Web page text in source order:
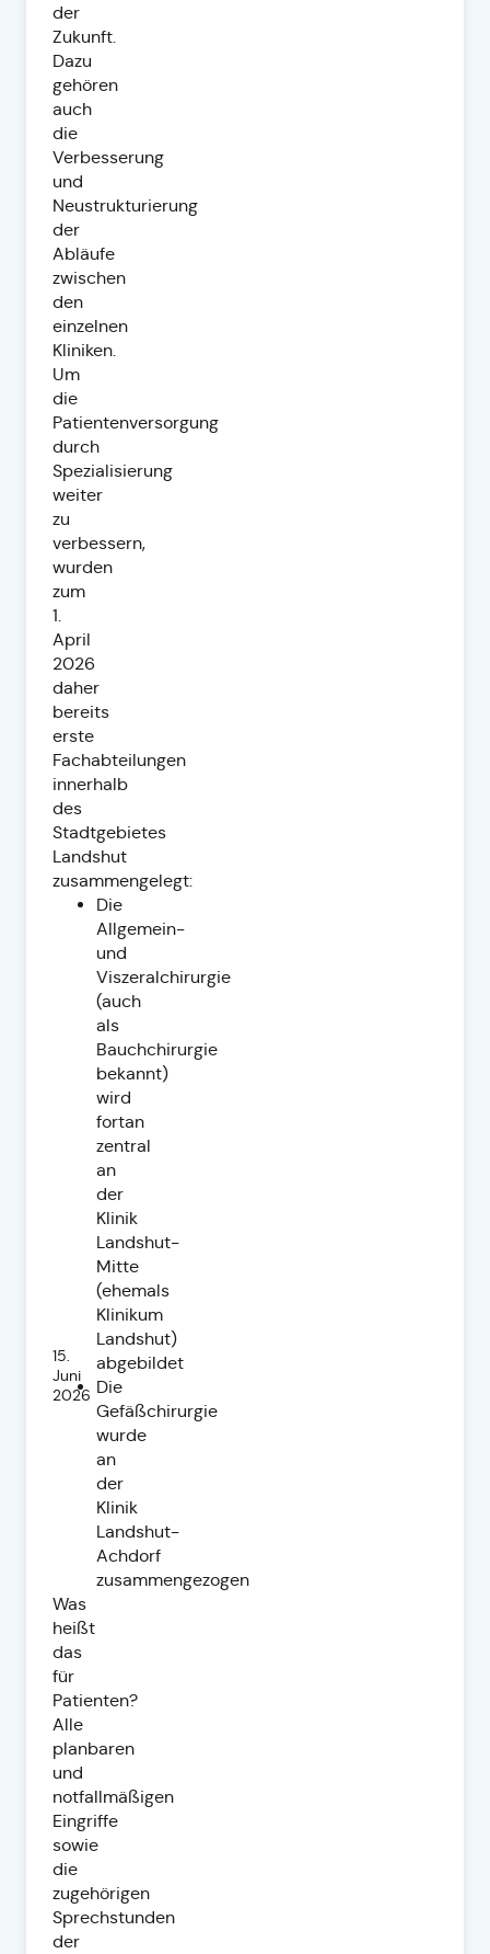
15.
Juni
2026
der
Zukunft.
Dazu
gehören
auch
die
Verbesserung
und
Neustrukturierung
der
Abläufe
zwischen
den
einzelnen
Kliniken.
Um
die
Patientenversorgung
durch
Spezialisierung
weiter
zu
verbessern,
wurden
zum
1.
April
2026
daher
bereits
erste
Fachabteilungen
innerhalb
des
Stadtgebietes
Landshut
zusammengelegt:
Die
Allgemein-
und
Viszeralchirurgie
(auch
als
Bauchchirurgie
bekannt)
wird
fortan
zentral
an
der
Klinik
Landshut-
Mitte
(ehemals
Klinikum
Landshut)
abgebildet
Die
Gefäßchirurgie
wurde
an
der
Klinik
Landshut-
Achdorf
zusammengezogen
Was
heißt
das
für
Patienten?
Alle
planbaren
und
notfallmäßigen
Eingriffe
sowie
die
zugehörigen
Sprechstunden
der